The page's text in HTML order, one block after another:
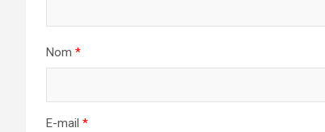
Nom *
E-mail *